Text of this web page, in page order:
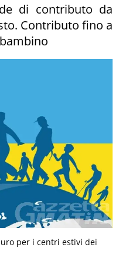
di contributo da
Contributo fino a
per i centri estivi dei